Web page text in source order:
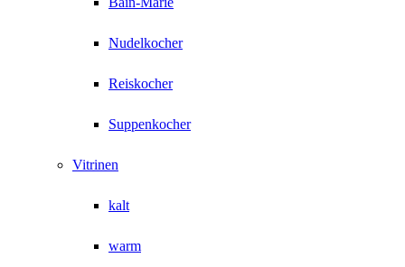
Nudelkocher
Reiskocher
Suppenkocher
Vitrinen
kalt
warm